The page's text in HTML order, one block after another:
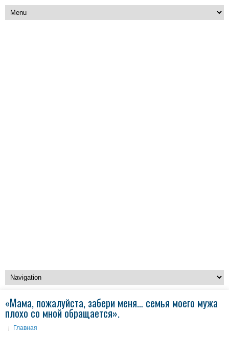
«Мама, пожалуйста, забери меня… семья моего мужа
плохо со мной обращается».
Главная